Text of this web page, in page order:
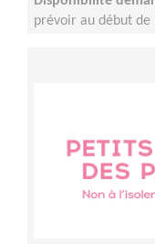
prévoir au début